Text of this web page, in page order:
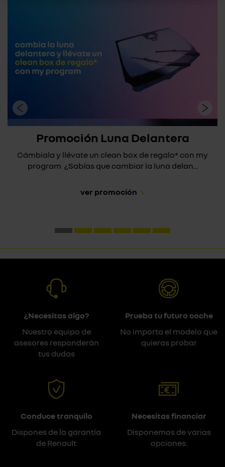
Promoción Luna Delantera
Cámbiala y llévate un clean box de regalo* con my
program ¿Sabías que cambiar la luna delan...
ver promoción
¿Necesitas algo?
Nuestro equipo de
asesores responderán
tus dudas
Prueba tu futuro coche
No importa el modelo que
quieras probar
Conduce tranquilo
Dispones de la garantía
de Renault
Necesitas financiar
Disponemos de varias
opciones.